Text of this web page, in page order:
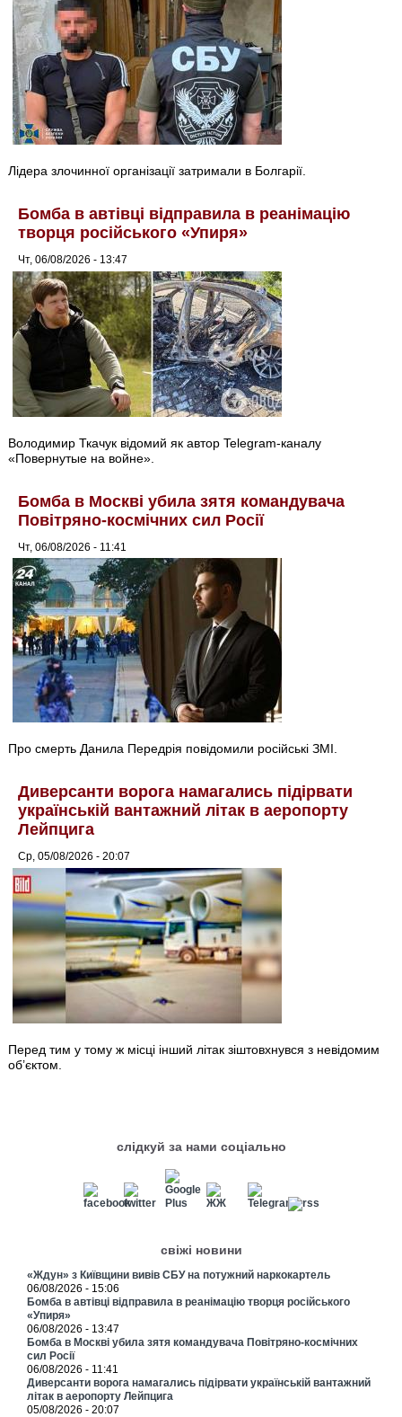
Лідера злочинної організації затримали в Болгарії.
Бомба в автівці відправила в реанімацію
творця російського «Упиря»
Чт, 06/08/2026 - 13:47
Володимир Ткачук відомий як автор Telegram-каналу
«Повернутые на войне».
Бомба в Москві убила зятя командувача
Повітряно-космічних сил Росії
Чт, 06/08/2026 - 11:41
Про смерть Данила Передрія повідомили російські ЗМІ.
Диверсанти ворога намагались підірвати
українській вантажний літак в аеропорту
Лейпцига
Ср, 05/08/2026 - 20:07
Перед тим у тому ж місці інший літак зіштовхнувся з невідомим
об’єктом.
слідкуй за нами соціально
свіжі новини
«Ждун» з Київщини вивів СБУ на потужний наркокартель
06/08/2026 - 15:06
Бомба в автівці відправила в реанімацію творця російського
«Упиря»
06/08/2026 - 13:47
Бомба в Москві убила зятя командувача Повітряно-космічних
сил Росії
06/08/2026 - 11:41
Диверсанти ворога намагались підірвати українській вантажний
літак в аеропорту Лейпцига
05/08/2026 - 20:07